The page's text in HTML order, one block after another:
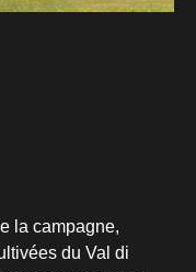
la campagne,
du Val di